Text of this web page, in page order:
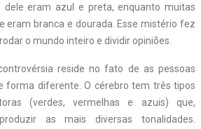
dele eram azul e preta, enquanto muitas
eram branca e dourada. Esse mistério fez
o mundo inteiro e dividir opiniões.
reside no fato de as pessoas
forma diferente. O cérebro tem três tipos
(verdes, vermelhas e azuis) que,
as mais diversas tonalidades.